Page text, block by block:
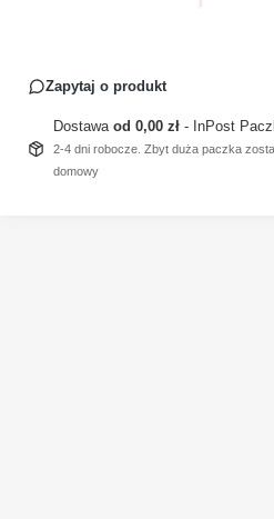
Zapytaj o produkt
Dostawa od 0,00 zł - InPost
2-4 dni robocze. Zbyt duża paczka
domowy